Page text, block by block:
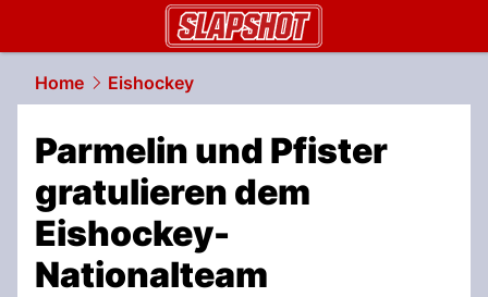
Home Eishockey
Parmelin und Pfister
gratulieren dem
Eishockey-
Nationalteam